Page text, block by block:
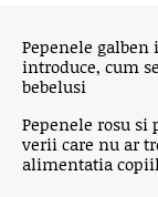
Pepenele
introduce, cum
bebelusi
Pepenele rosu si
verii care nu ar
alimentatia